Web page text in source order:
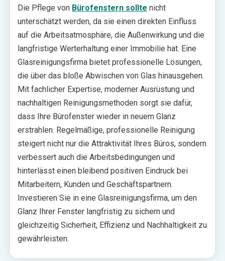
Die Pflege von Bürofenstern sollte nicht
unterschätzt werden, da sie einen direkten Einfluss
auf die Arbeitsatmosphäre, die Außenwirkung und die
langfristige Werterhaltung einer Immobilie hat. Eine
Glasreinigungsfirma bietet professionelle Lösungen,
die über das bloße Abwischen von Glas hinausgehen.
Mit fachlicher Expertise, moderner Ausrüstung und
nachhaltigen Reinigungsmethoden sorgt sie dafür,
dass Ihre Bürofenster wieder in neuem Glanz
erstrahlen. Regelmäßige, professionelle Reinigung
steigert nicht nur die Attraktivität Ihres Büros, sondern
verbessert auch die Arbeitsbedingungen und
hinterlässt einen bleibend positiven Eindruck bei
Mitarbeitern, Kunden und Geschäftspartnern.
Investieren Sie in eine Glasreinigungsfirma, um den
Glanz Ihrer Fenster langfristig zu sichern und
gleichzeitig Sicherheit, Effizienz und Nachhaltigkeit zu
gewährleisten.